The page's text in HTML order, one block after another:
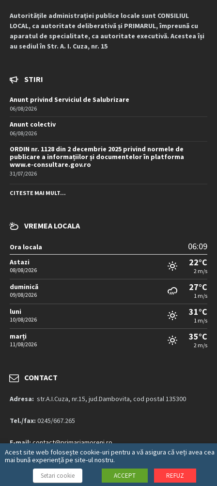
Autoritățile administrației publice locale sunt CONSILIUL
LOCAL, ca autoritate deliberativă și PRIMARUL, împreună cu
aparatul de specialitate, ca autoritate executivă. Acestea își
au sediul în Str. A. I. Cuza, nr. 15
STIRI
Anunt privind Serviciul de Salubrizare
06/08/2026
Anunt colectiv
06/08/2026
ORDIN nr. 1128 din 2 decembrie 2025 privind normele de
publicare a informațiilor și documentelor în platforma
www.e-consultare.gov.ro
31/07/2026
CITESTE MAI MULT...
VREMEA LOCALA
Ora locala 06:09
Astazi
08/08/2026
22°C
2 m/s
duminică
09/08/2026
27°C
1 m/s
luni
10/08/2026
31°C
1 m/s
marți
11/08/2026
35°C
2 m/s
CONTACT
Adresa: str.A.I.Cuza, nr.15, jud.Dambovita, cod postal 135300
Tel./fax: 0245/667.265
E-mail:contact@primariamoreni.ro
Mai multe detalii…
Acest site web folosește cookie-uri pentru a vă asigura că veți avea cea
mai bună experiență pe site-ul nostru.
Setari cookie ACCEPT REFUZ